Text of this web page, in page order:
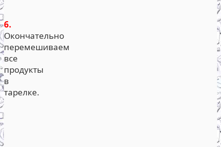
6.
Окончательно
перемешиваем
все
продукты
в
тарелке.